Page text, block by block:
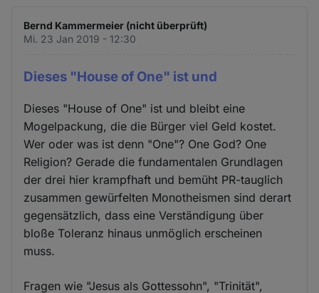
Bernd Kammermeier (nicht überprüft)
Mi. 23 Jan 2019 - 12:30
Dieses "House of One" ist und
Dieses "House of One" ist und bleibt eine
Mogelpackung, die die Bürger viel Geld kostet.
Wer oder was ist denn "One"? One God? One
Religion? Gerade die fundamentalen Grundlagen
der drei hier krampfhaft und bemüht PR-tauglich
zusammen gewürfelten Monotheismen sind derart
gegensätzlich, dass eine Verständigung über
bloße Toleranz hinaus unmöglich erscheinen
muss.
Fragen wie "Jesus als Gottessohn", "Trinität",